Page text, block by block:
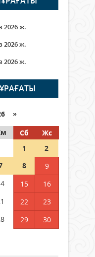
етті
ҚАЛАЙ
бере
2026 ж.
2026 ж.
2026 ж.
»
Сб
Жс
1
2
8
9
15
16
22
23
29
30